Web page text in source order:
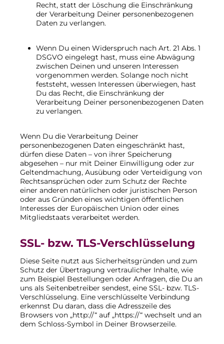
Recht, statt der Löschung die Einschränkung
der Verarbeitung Deiner personenbezogenen
Daten zu verlangen.
Wenn Du einen Widerspruch nach Art. 21 Abs. 1
DSGVO eingelegt hast, muss eine Abwägung
zwischen Deinen und unseren Interessen
vorgenommen werden. Solange noch nicht
feststeht, wessen Interessen überwiegen, hast
Du das Recht, die Einschränkung der
Verarbeitung Deiner personenbezogenen Daten
zu verlangen.
Wenn Du die Verarbeitung Deiner
personenbezogenen Daten eingeschränkt hast,
dürfen diese Daten – von ihrer Speicherung
abgesehen – nur mit Deiner Einwilligung oder zur
Geltendmachung, Ausübung oder Verteidigung von
Rechtsansprüchen oder zum Schutz der Rechte
einer anderen natürlichen oder juristischen Person
oder aus Gründen eines wichtigen öffentlichen
Interesses der Europäischen Union oder eines
Mitgliedstaats verarbeitet werden.
SSL- bzw. TLS-Verschlüsselung
Diese Seite nutzt aus Sicherheitsgründen und zum
Schutz der Übertragung vertraulicher Inhalte, wie
zum Beispiel Bestellungen oder Anfragen, die Du an
uns als Seitenbetreiber sendest, eine SSL- bzw. TLS-
Verschlüsselung. Eine verschlüsselte Verbindung
erkennst Du daran, dass die Adresszeile des
Browsers von „http://“ auf „https://“ wechselt und an
dem Schloss-Symbol in Deiner Browserzeile.